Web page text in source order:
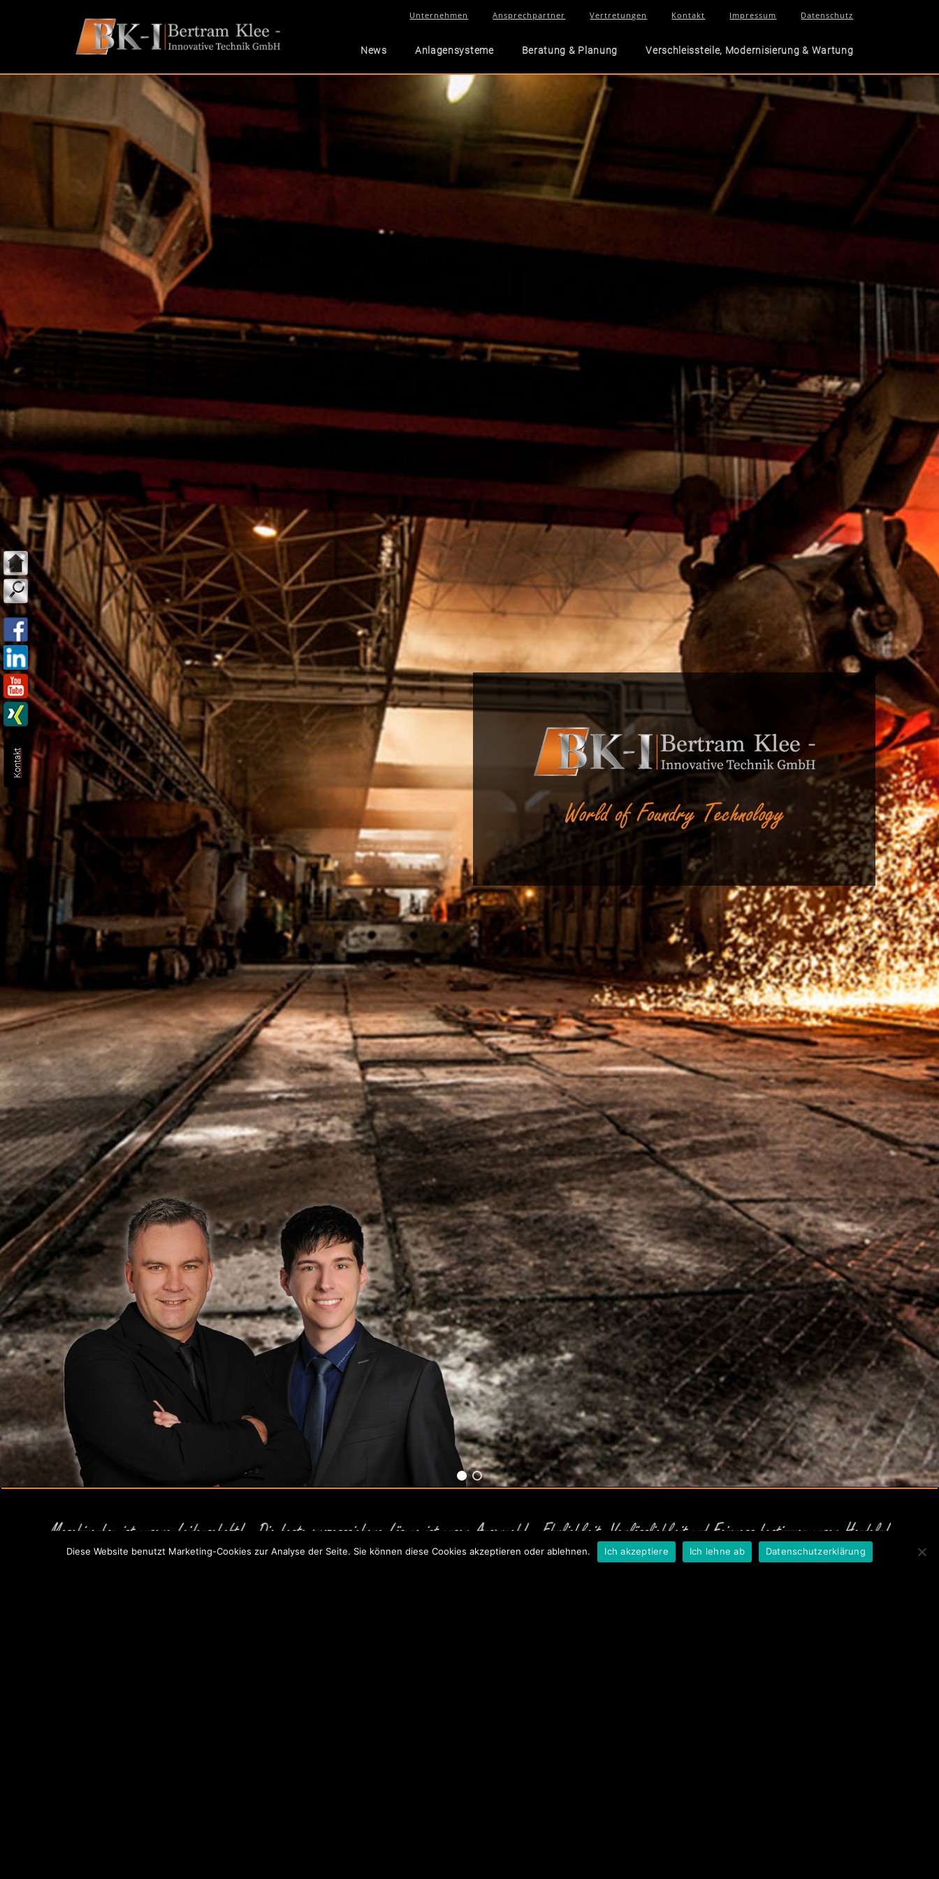
Unternehmen Ansprechpartner Vertretungen Kontakt Impressum Datenschutz
News Anlagensysteme Beratung & Planung Verschleissteile, Modernisierung & Wartung
Diese Website benutzt Marketing-Cookies zur Analyse der Seite. Sie können diese Cookies akzeptieren oder ablehnen. Ich akzeptiere Ich lehne ab Datenschutzerklärung
Kontakt